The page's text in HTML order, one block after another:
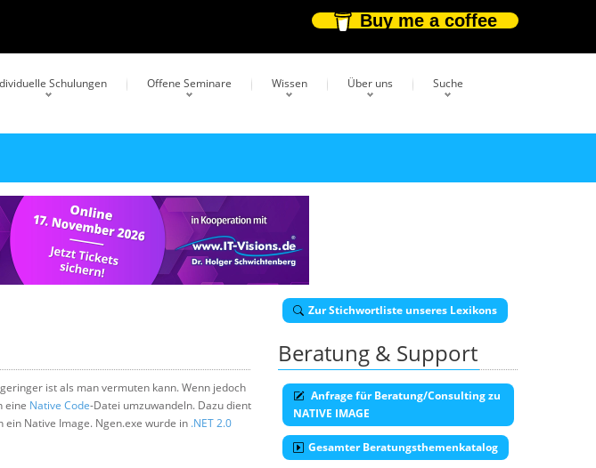
Buy me a coffee
Schulungen Offene Seminare Wissen Über uns Suche
Zur Stichwortliste unseres Lexikons
ist als man vermuten kann. Wenn jedoch
eine Native Code-Datei umzuwandeln. Dazu dient
ein Native Image. Ngen.exe wurde in .NET 2.0
Beratung & Support
Anfrage für Beratung/Consulting zu
NATIVE IMAGE
Gesamter Beratungsthemenkatalog